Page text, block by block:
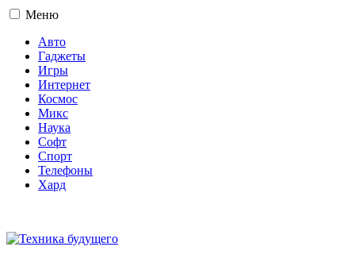
Меню
Авто
Гаджеты
Игры
Интернет
Космос
Микс
Наука
Софт
Спорт
Телефоны
Хард